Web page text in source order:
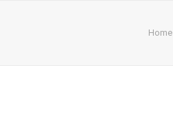
Home